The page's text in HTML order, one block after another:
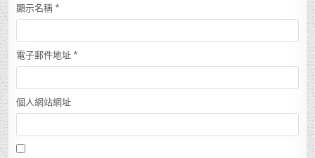
顯示名稱 *
電子郵件地址 *
個人網站網址